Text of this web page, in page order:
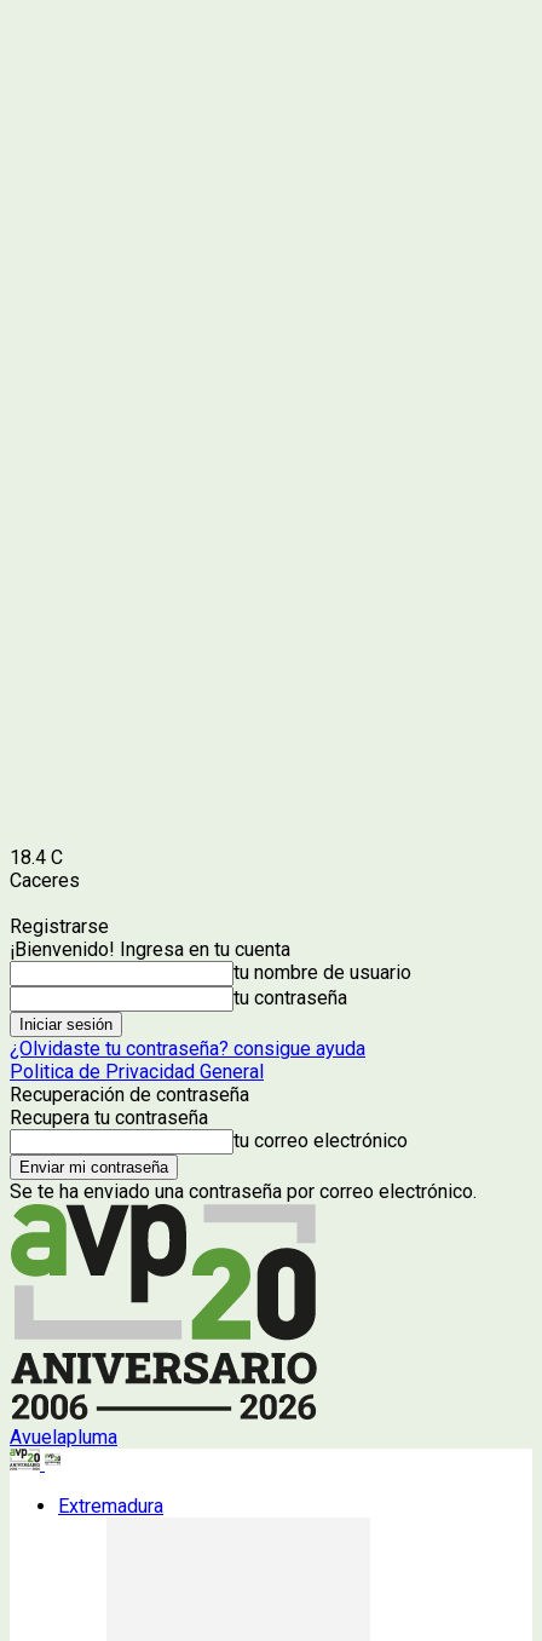
18.4 C
Caceres
Registrarse
¡Bienvenido! Ingresa en tu cuenta
tu nombre de usuario
tu contraseña
¿Olvidaste tu contraseña? consigue ayuda
Politica de Privacidad General
Recuperación de contraseña
Recupera tu contraseña
tu correo electrónico
Se te ha enviado una contraseña por correo electrónico.
Avuelapluma
Extremadura